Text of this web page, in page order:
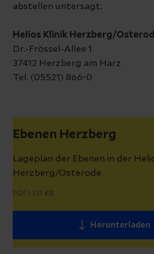
abstellen untersagt.
Helios Klinik Herzberg/
Dr.-Frössel-Allee 1
37412 Herzberg am Harz
Tel. (05521) 866-0
Ebenen Herzberg
Lageplan der Ebenen in der
Herzberg/Osterode
PDF 131 KB
Herunterladen